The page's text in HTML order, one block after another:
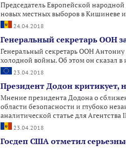
Председатель Европейской
новых местных выборов в Кишиневе и
24.04.2018
Генеральный секретарь ООН
Генеральный секретарь ООН
холодной войны. Об этом он сказал в
23.04.2018
Президент Додон критикует,
Мнение президента Додона о
области безопасности и глубоко
аналитической статье для Агентства
23.04.2018
Госдеп США отметил